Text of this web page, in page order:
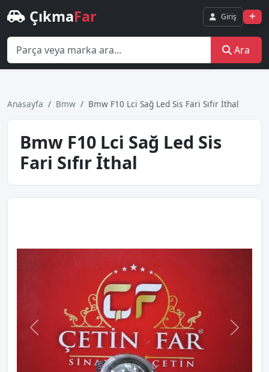
ÇıkmaFar Giriş
Ara
Anasayfa Bmw Bmw F10 Lci̇ Sağ Led Si̇s Fari Sıfır İthal
Bmw F10 Lci̇ Sağ Led Si̇s
Fari Sıfır İthal